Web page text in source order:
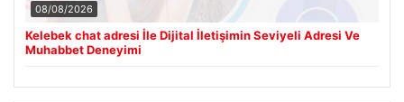
08/08/2026
Kelebek chat adresi İle Dijital İletişimin Seviyeli Adresi Ve
Muhabbet Deneyimi